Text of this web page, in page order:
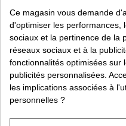
Vous pouvez vous désinscrire
pour cela nos informations de
d'utilisation du site.
RETROUVEZ NOUS
SOCIAUX :
Ce magasin vous demande
d'optimiser les performances,
sociaux et la pertinence de la
réseaux sociaux et à la
fonctionnalités optimisées sur
publicités personnalisées.
les implications associées à
personnelles ?